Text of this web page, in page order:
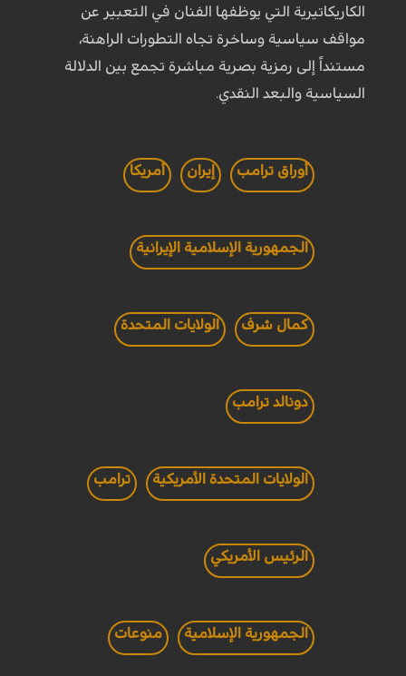
الكاريكاتيرية التي يوظفها الفنان في التعبير عن
مواقف سياسية وساخرة تجاه التطورات الراهنة،
مستنداً إلى رمزية بصرية مباشرة تجمع بين الدلالة
السياسية والبعد النقدي.
أوراق ترامب إيران أمريكا
الجمهورية الإسلامية الإيرانية
كمال شرف الولايات المتحدة
دونالد ترامب
الولايات المتحدة الأمريكية ترامب
الرئيس الأمريكي
الجمهورية الإسلامية منوعات